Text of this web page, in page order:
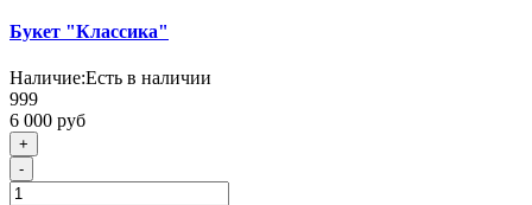
Букет "Классика"
Наличие:Есть в наличии
999
6 000 руб
+
-